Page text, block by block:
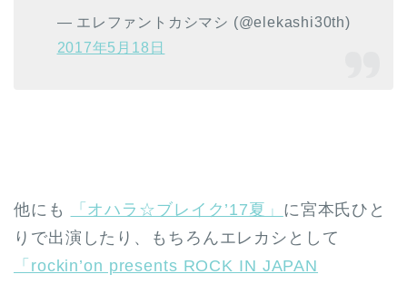
— エレファントカシマシ (@elekashi30th)
2017年5月18日
他にも 「オハラ☆ブレイク’17夏」 に宮本氏ひと
りで出演したり、もちろんエレカシとして
「rockin’on presents ROCK IN JAPAN